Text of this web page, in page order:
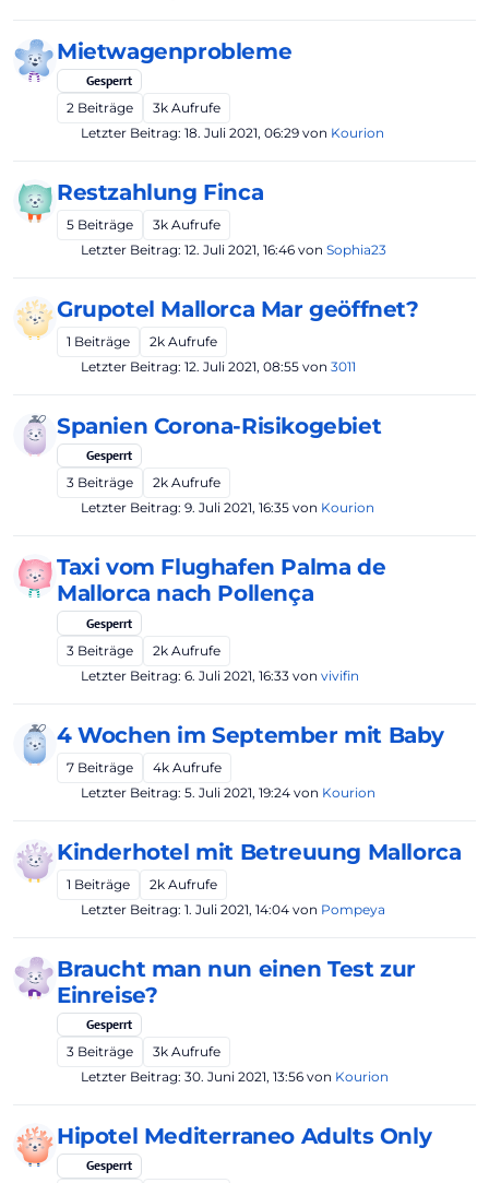
Mietwagenprobleme
Gesperrt
2 Beiträge 3k Aufrufe
Letzter Beitrag: 18. Juli 2021, 06:29 von Kourion
Restzahlung Finca
5 Beiträge 3k Aufrufe
Letzter Beitrag: 12. Juli 2021, 16:46 von Sophia23
Grupotel Mallorca Mar geöffnet?
1 Beiträge 2k Aufrufe
Letzter Beitrag: 12. Juli 2021, 08:55 von 3011
Spanien Corona-Risikogebiet
Gesperrt
3 Beiträge 2k Aufrufe
Letzter Beitrag: 9. Juli 2021, 16:35 von Kourion
Taxi vom Flughafen Palma de
Mallorca nach Pollença
Gesperrt
3 Beiträge 2k Aufrufe
Letzter Beitrag: 6. Juli 2021, 16:33 von vivifin
4 Wochen im September mit Baby
7 Beiträge 4k Aufrufe
Letzter Beitrag: 5. Juli 2021, 19:24 von Kourion
Kinderhotel mit Betreuung Mallorca
1 Beiträge 2k Aufrufe
Letzter Beitrag: 1. Juli 2021, 14:04 von Pompeya
Braucht man nun einen Test zur
Einreise?
Gesperrt
3 Beiträge 3k Aufrufe
Letzter Beitrag: 30. Juni 2021, 13:56 von Kourion
Hipotel Mediterraneo Adults Only
Gesperrt